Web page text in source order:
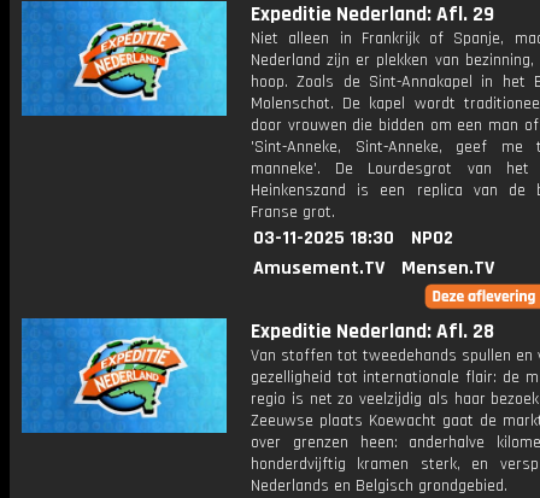
Expeditie Nederland: Afl. 29
Niet alleen in Frankrijk of Spanje,
Nederland zijn er plekken van
hoop. Zoals de Sint-Annakapel in het
Molenschot. De kapel wordt
door vrouwen die bidden om een man
'Sint-Anneke, Sint-Anneke, geef me
manneke'. De Lourdesgrot van het
Heinkenszand is een replica van de
Franse grot.
03-11-2025 18:30
NPO2
Amusement.TV
Mensen.TV
Expeditie Nederland: Afl. 28
Van stoffen tot tweedehands spullen en
gezelligheid tot internationale flair: de
regio is net zo veelzijdig als haar
Zeeuwse plaats Koewacht gaat de
over grenzen heen: anderhalve
honderdvijftig kramen sterk, en
Nederlands en Belgisch grondgebied.